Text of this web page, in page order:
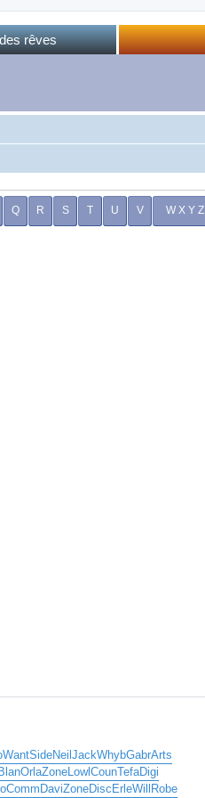
rêves
Q R S T U V W X Y Z
WantSideNeil JackWhybGabrArts
OrlaZoneLowlCounTefaDigi
Comm DaviZoneDisc ErleWill Robe